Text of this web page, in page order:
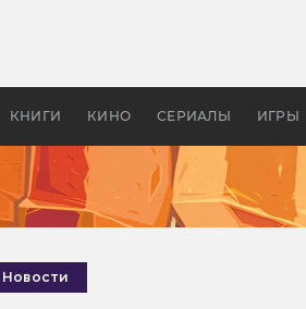
КНИГИ КИНО СЕРИАЛЫ ИГРЫ
Новости